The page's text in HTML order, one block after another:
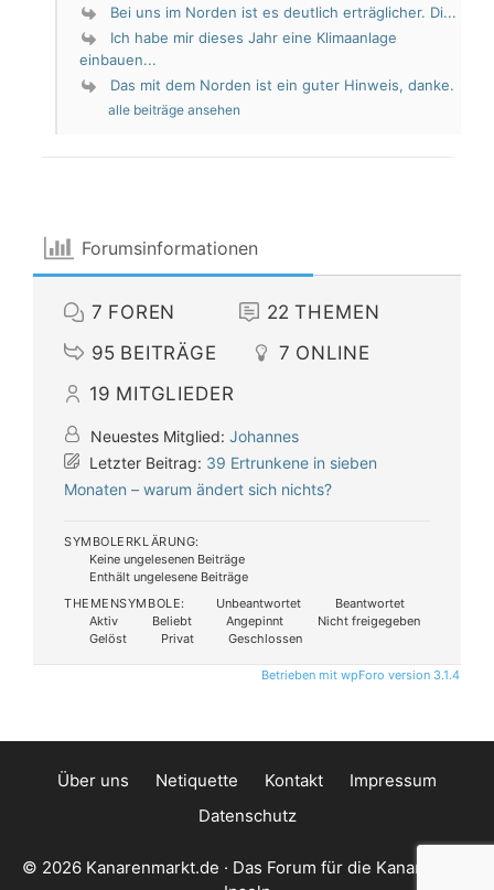
Bei uns im Norden ist es deutlich erträglicher. Di...
Ich habe mir dieses Jahr eine Klimaanlage
einbauen...
Das mit dem Norden ist ein guter Hinweis, danke.
alle beiträge ansehen
Forumsinformationen
7 FOREN 22 THEMEN
95 BEITRÄGE 7 ONLINE
19 MITGLIEDER
Neuestes Mitglied: Johannes
Letzter Beitrag: 39 Ertrunkene in sieben
Monaten – warum ändert sich nichts?
SYMBOLERKLÄRUNG:
Keine ungelesenen Beiträge
Enthält ungelesene Beiträge
THEMENSYMBOLE:
Unbeantwortet
Beantwortet
Aktiv
Beliebt Angepinnt
Nicht freigegeben
Gelöst
Privat Geschlossen
Betrieben mit wpForo version 3.1.4
Über uns Netiquette Kontakt
Impressum
Datenschutz
© 2026 Kanarenmarkt.de · Das Forum für die Kanarischen